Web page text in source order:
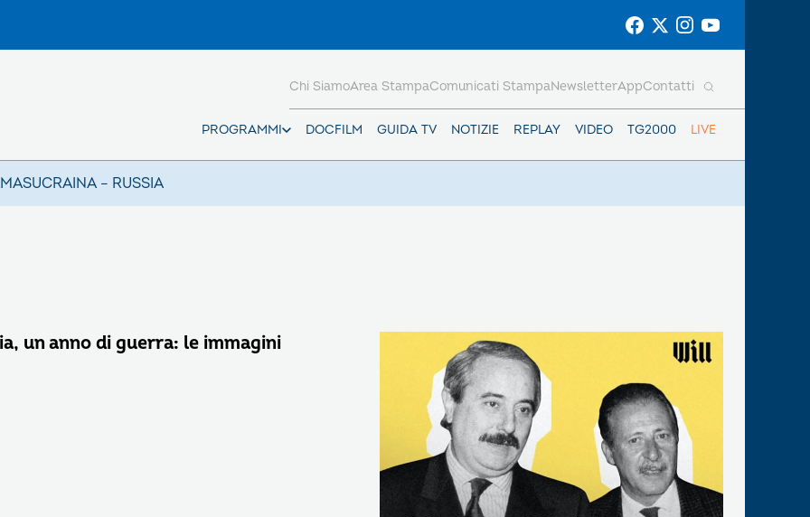
PROGRAMMI DOCFILM GUIDA TV NOTIZIE REPLAY VIDEO TG2000 LIVE
Chi SiamoArea StampaComunicati StampaNewsletterAppContatti
UCRAINA – RUSSIA
un anno di guerra: le immagini